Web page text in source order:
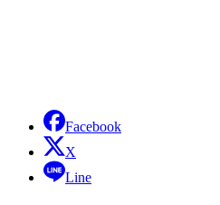
Facebook
X
Line